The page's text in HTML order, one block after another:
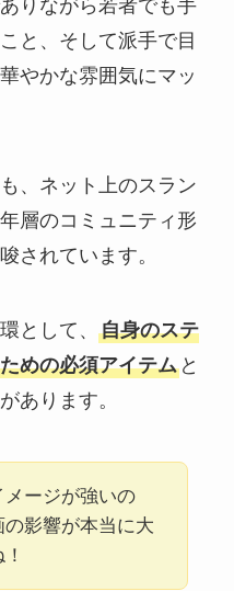
りながら若者でも手
と、そして派手で目
やかな雰囲気にマッ
、ネット上のスラン
層のコミュニティ形
されています。
として、 自身のステ
めの必須アイテムと
あります。
メージが強いの
影響が本当に大